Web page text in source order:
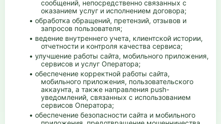
сообщений, непосредственно связанных с
оказанием услуг и исполнением договора;
• обработка обращений, претензий, отзывов и
запросов пользователя;
• ведение внутреннего учета, клиентской истории,
отчетности и контроля качества сервиса;
• улучшение работы сайта, мобильного приложения,
сервисов и услуг Оператора;
• обеспечение корректной работы сайта,
мобильного приложения, пользовательского
аккаунта, а также направления push-
уведомлений, связанных с использованием
сервисов Оператора;
• обеспечение безопасности сайта и мобильного